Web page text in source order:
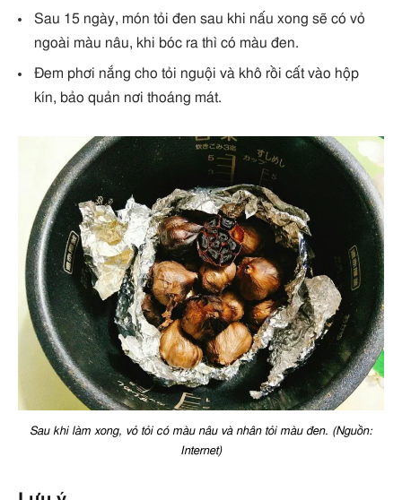
Sau 15 ngày, món tỏi đen sau khi nấu xong sẽ có vỏ
ngoài màu nâu, khi bóc ra thì có màu đen.
Đem phơi nắng cho tỏi nguội và khô rồi cất vào hộp
kín, bảo quản nơi thoáng mát.
Sau khi làm xong, vỏ tỏi có màu nâu và nhân tỏi màu đen. (Nguồn:
Internet)